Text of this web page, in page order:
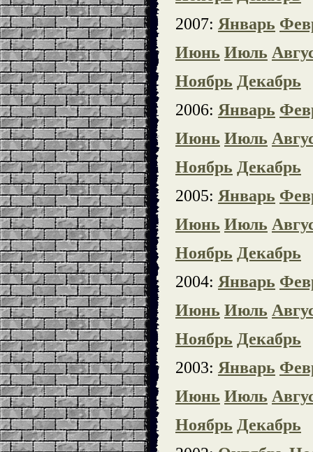
2007: Январь
Июнь Июль
Ноябрь Декабрь
2006: Январь
Июнь Июль
Ноябрь Декабрь
2005: Январь
Июнь Июль
Ноябрь Декабрь
2004: Январь
Июнь Июль
Ноябрь Декабрь
2003: Январь
Июнь Июль
Ноябрь Декабрь